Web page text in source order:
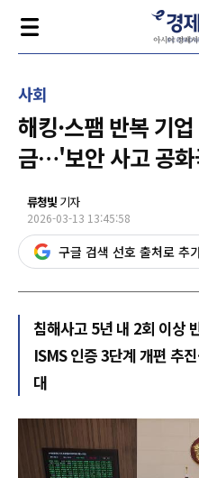
사회
해킹·스팸 반복 기
금…'보안 사고 공
류청빛 기자
2026-03-13 13:45:58
구글 검색 선호 출처로 추
침해사고 5년 내 2회 이상
ISMS 인증 3단계 개편 추
대